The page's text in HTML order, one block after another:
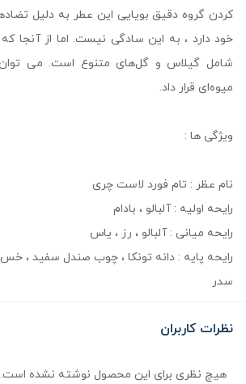
کردن گروه دقیق بویایی این عطر به دلیل
خود دارد ، به این سادگی نیست. اما از آنجا
شامل گیلاس و گل‌های متنوع است. می
میوه‌ای قرار داد.
ویژگی ها :
نام عظر : تام فورد لاست چری
رایحه اولیه : آلبالو ، بادام
رایحه میانی : آلبالو ، رز ، یاس
رایحه پایه : دانه تونکا ، چوب صندل سفید ،
سدر
نظرات کاربران
هیچ نظری برای این محصول نوشته نشده است.